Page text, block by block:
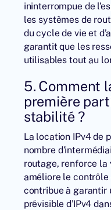
ininterrompue de
les systèmes de
du cycle de vie et
garantit que les
utilisables tout au
5. Comment
première
stabilité ?
La location IPv4 de
nombre
routage, renforce
améliore le contrôle
contribue à garantir
prévisible d’IPv4